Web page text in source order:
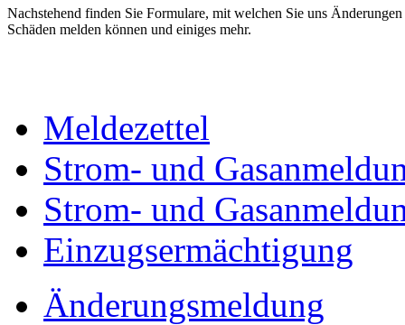
Nachstehend finden Sie Formulare, mit welchen Sie uns Änderungen
Schäden melden können und einiges mehr.
Meldezettel
Strom- und
Strom- und
Einzugsermächtigung
Änderungsmeldung